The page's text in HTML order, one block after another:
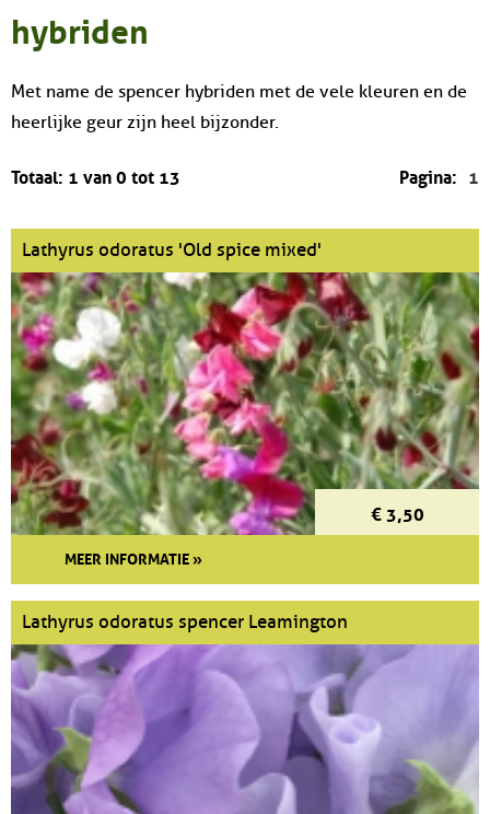
hybriden
Met name de spencer hybriden met de vele kleuren en de
heerlijke geur zijn heel bijzonder.
Totaal: 1 van 0 tot 13 Pagina: 1
Lathyrus odoratus 'Old spice mixed'
€ 3,50
MEER INFORMATIE »
Lathyrus odoratus spencer Leamington